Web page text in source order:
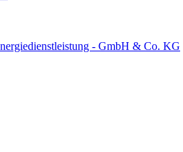
- GmbH & Co. KG